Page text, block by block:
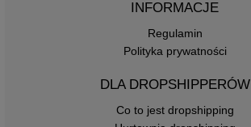
INFORMACJE
Regulamin
Polityka prywatności
DLA DROPSHIPPERÓW
Co to jest dropshipping